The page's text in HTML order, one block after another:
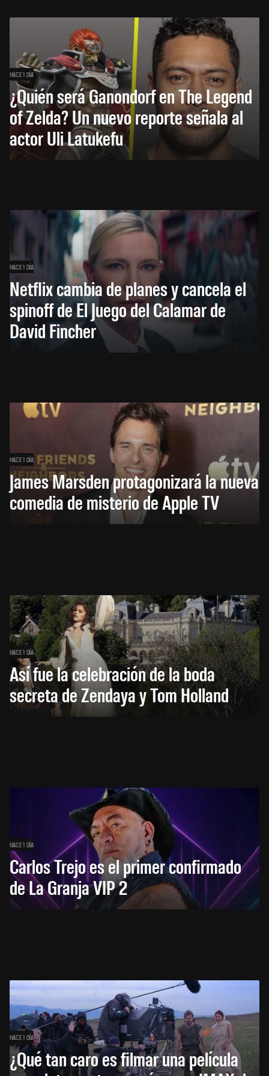
HACE 1 DÍA
¿Quién será Ganondorf en The Legend
of Zelda? Un nuevo reporte señala al
actor Uli Latukefu
HACE 1 DÍA
Netflix cambia de planes y cancela el
spinoff de El Juego del Calamar de
David Fincher
HACE 1 DÍA
James Marsden protagonizará la nueva
comedia de misterio de Apple TV
HACE 1 DÍA
Así fue la celebración de la boda
secreta de Zendaya y Tom Holland
HACE 1 DÍA
Carlos Trejo es el primer confirmado
de La Granja VIP 2
HACE 1 DÍA
¿Qué tan caro es filmar una película